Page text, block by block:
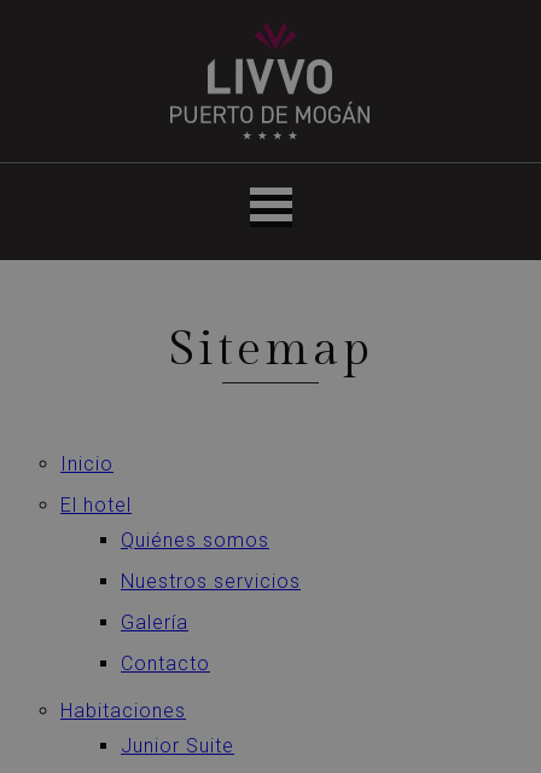
Hotel
LIVVO
Puerto
de
Mogán
Sitemap
Inicio
El hotel
Quiénes somos
Nuestros servicios
Galería
Contacto
Habitaciones
Junior Suite